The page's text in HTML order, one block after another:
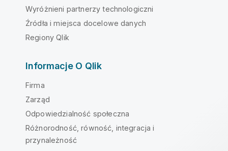
Wyróżnieni partnerzy technologiczni
Źródła i miejsca docelowe danych
Regiony Qlik
Informacje O Qlik
Firma
Zarząd
Odpowiedzialność społeczna
Różnorodność, równość, integracja i
przynależność